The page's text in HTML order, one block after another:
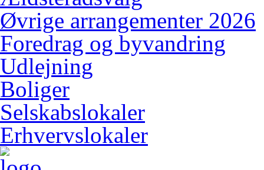
Øvrige arrangementer 2026
Foredrag og byvandring
Udlejning
Boliger
Selskabslokaler
Erhvervslokaler